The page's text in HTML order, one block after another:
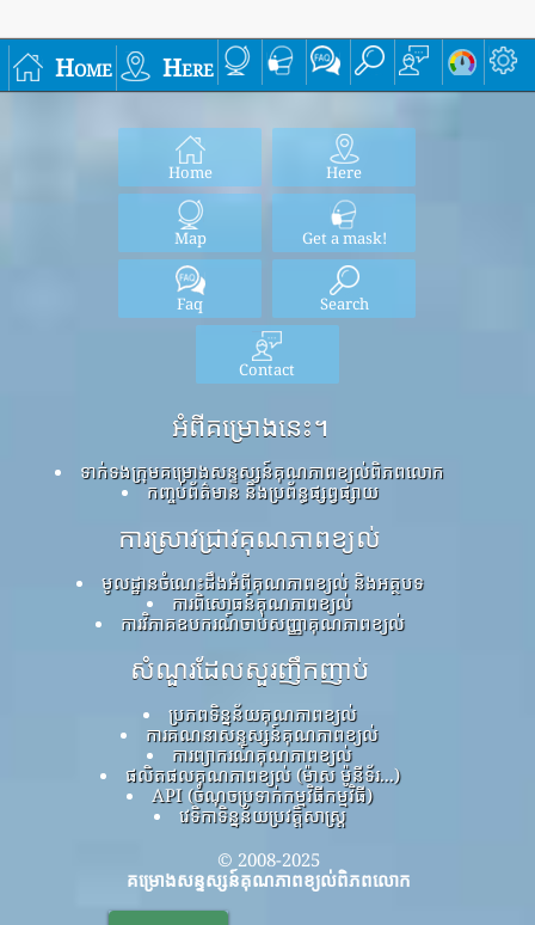
Home Here
Home Here
Map Get a mask!
Faq Search
Contact
អំពីគម្រោងនេះ។
ទាក់ទងក្រុមគម្រោងសន្ទស្សន៍គុណភាពខ្យល់ពិភពលោក
កញ្ចប់ព័ត៌មាន និងប្រព័ន្ធផ្សព្វផ្សាយ
ការស្រាវជ្រាវគុណភាពខ្យល់
មូលដ្ឋានចំណេះដឹងអំពីគុណភាពខ្យល់ និងអត្ថបទ
ការពិសោធន៍គុណភាពខ្យល់
ការវិភាគឧបករណ៍ចាប់សញ្ញាគុណភាពខ្យល់
សំណួរដែលសួរញឹកញាប់
ប្រភពទិន្នន័យគុណភាពខ្យល់
ការគណនាសន្ទស្សន៍គុណភាពខ្យល់
ការព្យាករណ៍គុណភាពខ្យល់
ផលិតផលគុណភាពខ្យល់ (ម៉ាស ម៉ូនីទ័រ...)
API (ចំណុចប្រទាក់កម្មវិធីកម្មវិធី)
វេទិកាទិន្នន័យប្រវត្តិសាស្ត្រ
© 2008-2025
គម្រោងសន្ទស្សន៍គុណភាពខ្យល់ពិភពលោក